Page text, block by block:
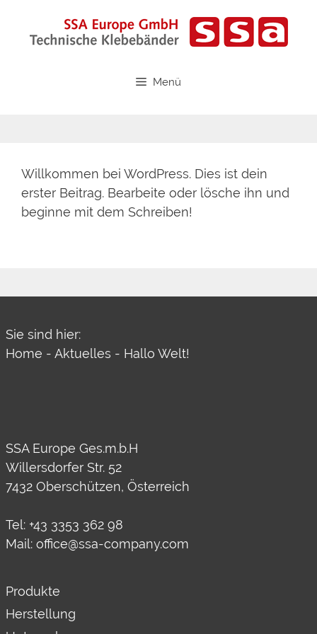
springen
Menü
Willkommen bei WordPress. Dies ist dein
erster Beitrag. Bearbeite oder lösche ihn und
beginne mit dem Schreiben!
Sie sind hier:
Home - Aktuelles - Hallo Welt!
SSA Europe Ges.m.b.H
Willersdorfer Str. 52
7432 Oberschützen, Österreich
Tel: +43 3353 362 98
Mail: office@ssa-company.com
Produkte
Herstellung